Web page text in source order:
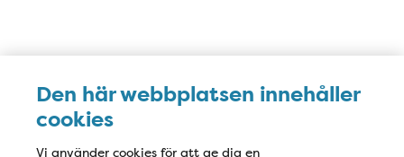
Den här webbplatsen innehåller
cookies
Vi använder cookies för att ge dig en
Karta